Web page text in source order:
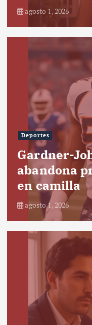
agosto 1, 2026
Deportes
Gardner-
abandona
en camilla
agosto 1, 2026